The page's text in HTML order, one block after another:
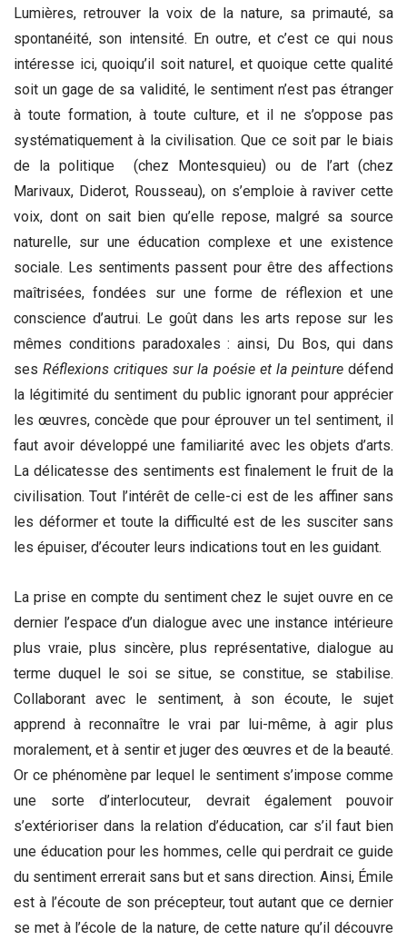
Lumières, retrouver la voix de la nature, sa primauté, sa
spontanéité, son intensité. En outre, et c’est ce qui nous
intéresse ici, quoiqu’il soit naturel, et quoique cette qualité
soit un gage de sa validité, le sentiment n’est pas étranger
à toute formation, à toute culture, et il ne s’oppose pas
systématiquement à la civilisation. Que ce soit par le biais
de la politique (chez Montesquieu) ou de l’art (chez
Marivaux, Diderot, Rousseau), on s’emploie à raviver cette
voix, dont on sait bien qu’elle repose, malgré sa source
naturelle, sur une éducation complexe et une existence
sociale. Les sentiments passent pour être des affections
maîtrisées, fondées sur une forme de réflexion et une
conscience d’autrui. Le goût dans les arts repose sur les
mêmes conditions paradoxales : ainsi, Du Bos, qui dans
sesRéflexions critiques sur la poésie et la peinturedéfend
la légitimité du sentiment du public ignorant pour apprécier
les œuvres, concède que pour éprouver un tel sentiment, il
faut avoir développé une familiarité avec les objets d’arts.
La délicatesse des sentiments est finalement le fruit de la
civilisation. Tout l’intérêt de celle-ci est de les affiner sans
les déformer et toute la difficulté est de les susciter sans
les épuiser, d’écouter leurs indications tout en les guidant.
La prise en compte du sentiment chez le sujet ouvre en ce
dernier l’espace d’un dialogue avec une instance intérieure
plus vraie, plus sincère, plus représentative, dialogue au
terme duquel le soi se situe, se constitue, se stabilise.
Collaborant avec le sentiment, à son écoute, le sujet
apprend à reconnaître le vrai par lui-même, à agir plus
moralement, et à sentir et juger des œuvres et de la beauté.
Or ce phénomène par lequel le sentiment s’impose comme
une sorte d’interlocuteur, devrait également pouvoir
s’extérioriser dans la relation d’éducation, car s’il faut bien
une éducation pour les hommes, celle qui perdrait ce guide
du sentiment errerait sans but et sans direction. Ainsi, Émile
est à l’écoute de son précepteur, tout autant que ce dernier
se met à l’école de la nature, de cette nature qu’il découvre